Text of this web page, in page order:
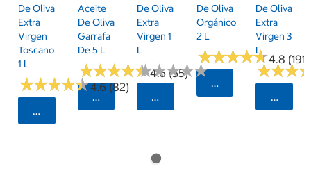
De Oliva
Extra
Virgen
Toscano
1 L
★★★★★
★★★★★4.6 (82)
Seleccionar Código Postal
Aceite
De Oliva
Garrafa
De 5 L
★★★★★
★★★★★4.6 (55)
Seleccionar Código Postal
De Oliva
Extra
Virgen 1
L
★★★★★
★★★★★
Seleccionar Código Postal
De Oliva
Orgánico
2 L
★★★★★
★★★★★4.8 (191)
Seleccionar
De Oliva
Extra
Virgen 3
L
★★★
★★★